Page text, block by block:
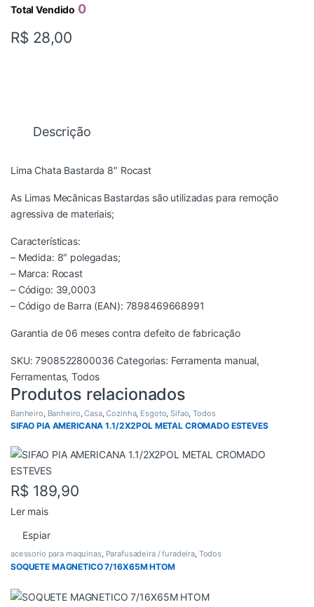
Total Vendido 0
R$ 28,00
Descrição
Lima Chata Bastarda 8″ Rocast
As Limas Mecânicas Bastardas são utilizadas para remoção
agressiva de materiais;
Características:
– Medida: 8″ polegadas;
– Marca: Rocast
– Código: 39,0003
– Código de Barra (EAN): 7898469668991
Garantia de 06 meses contra defeito de fabricação
SKU:7908522800036 Categorias: Ferramenta manual,
Ferramentas,Todos
Produtos relacionados
Banheiro Banheiro ,Casa,Cozinha, Esgoto ,Sifao ,Todos
SIFAO PIA AMERICANA 1.1/2X2POL METAL CROMADO ESTEVES
R$ 189,90
Ler mais
Espiar
acessorio para maquinas, Parafusadeira / furadeira, Todos
SOQUETE MAGNETICO 7/16X65M HTOM